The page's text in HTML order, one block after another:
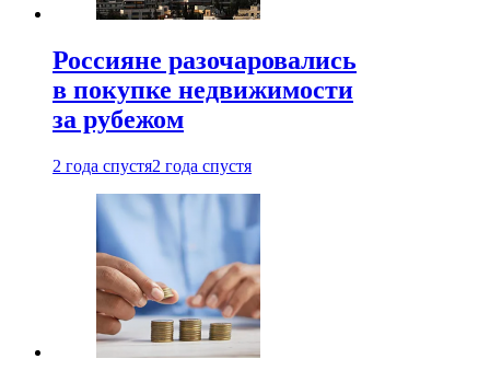
Россияне разочаровались
в покупке недвижимости
за рубежом
2 года спустя2 года спустя